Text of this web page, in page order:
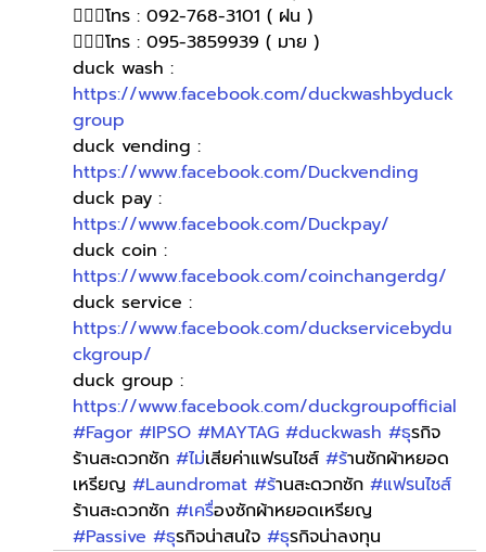
🙋🏻‍♀โทร : 092-768-3101 ( ฝน )
🙋🏻‍♀️โทร : 095-3859939 ( มาย )
duck wash :
https://www.facebook.com/duckwashbyduck
group
duck vending :
https://www.facebook.com/Duckvending
duck pay :
https://www.facebook.com/Duckpay/
duck coin :
https://www.facebook.com/coinchangerdg/
duck service :
https://www.facebook.com/duckservicebydu
ckgroup/
duck group :
https://www.facebook.com/duckgroupofficial
#Fagor #IPSO #MAYTAG #duckwash #ธุรกิจ
ร้านสะดวกซัก #ไม่เสียค่าแฟรนไชส์ #ร้านซักผ้าหยอด
เหรียญ #Laundromat #ร้านสะดวกซัก #แฟรนไชส์
ร้านสะดวกซัก #เครื่องซักผ้าหยอดเหรียญ
#Passive #ธุรกิจน่าสนใจ #ธุรกิจน่าลงทุน